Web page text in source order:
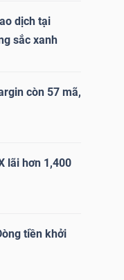
dịch tại
sắc xanh
còn 57 mã,
lãi hơn 1,400
tiền khởi